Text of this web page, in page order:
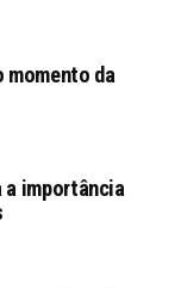
momento da
a importância